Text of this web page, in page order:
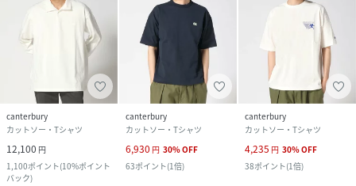
canterbury
カットソー・Tシャツ
12,100 円
1,100ポイント(10%ポイント
バック)
canterbury
カットソー・Tシャツ
6,930 円 30%OFF
63ポイント(1倍)
canterbury
カットソー・Tシャツ
4,235 円 30%OFF
38ポイント(1倍)